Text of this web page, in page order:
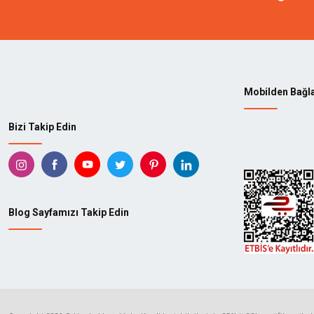
Bizi Takip Edin
Blog Sayfamızı Takip Edin
Mobilden